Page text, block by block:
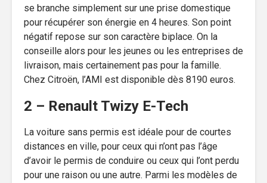
se branche simplement sur une prise domestique
pour récupérer son énergie en 4 heures. Son point
négatif repose sur son caractère biplace. On la
conseille alors pour les jeunes ou les entreprises de
livraison, mais certainement pas pour la famille.
Chez Citroën, l’AMI est disponible dès 8190 euros.
2 – Renault Twizy E-Tech
La voiture sans permis est idéale pour de courtes
distances en ville, pour ceux qui n’ont pas l’âge
d’avoir le permis de conduire ou ceux qui l’ont perdu
pour une raison ou une autre. Parmi les modèles de